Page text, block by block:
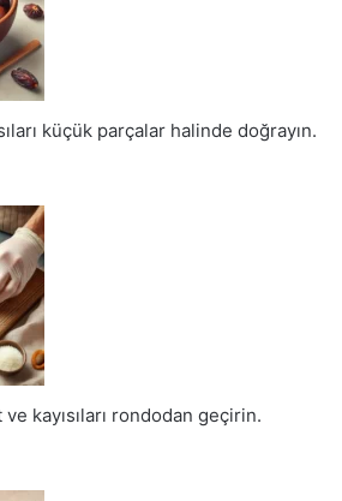
küçük parçalar halinde doğrayın.
kayısıları rondodan geçirin.